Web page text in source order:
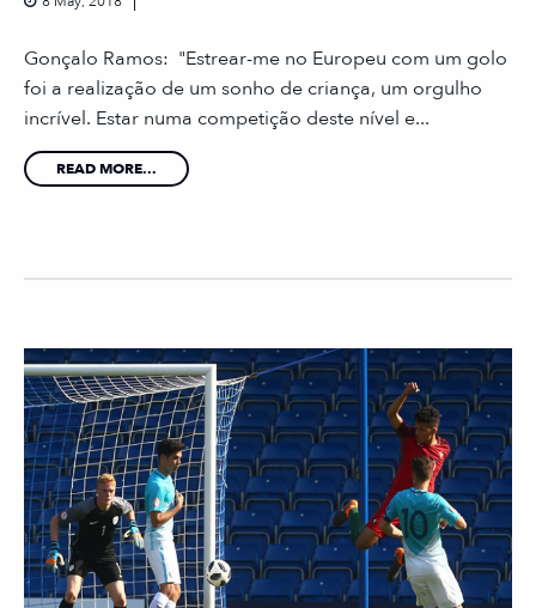
Gonçalo Ramos: "Estrear-me no Europeu com um golo
foi a realização de um sonho de criança, um orgulho
incrível. Estar numa competição deste nível e...
READ MORE...